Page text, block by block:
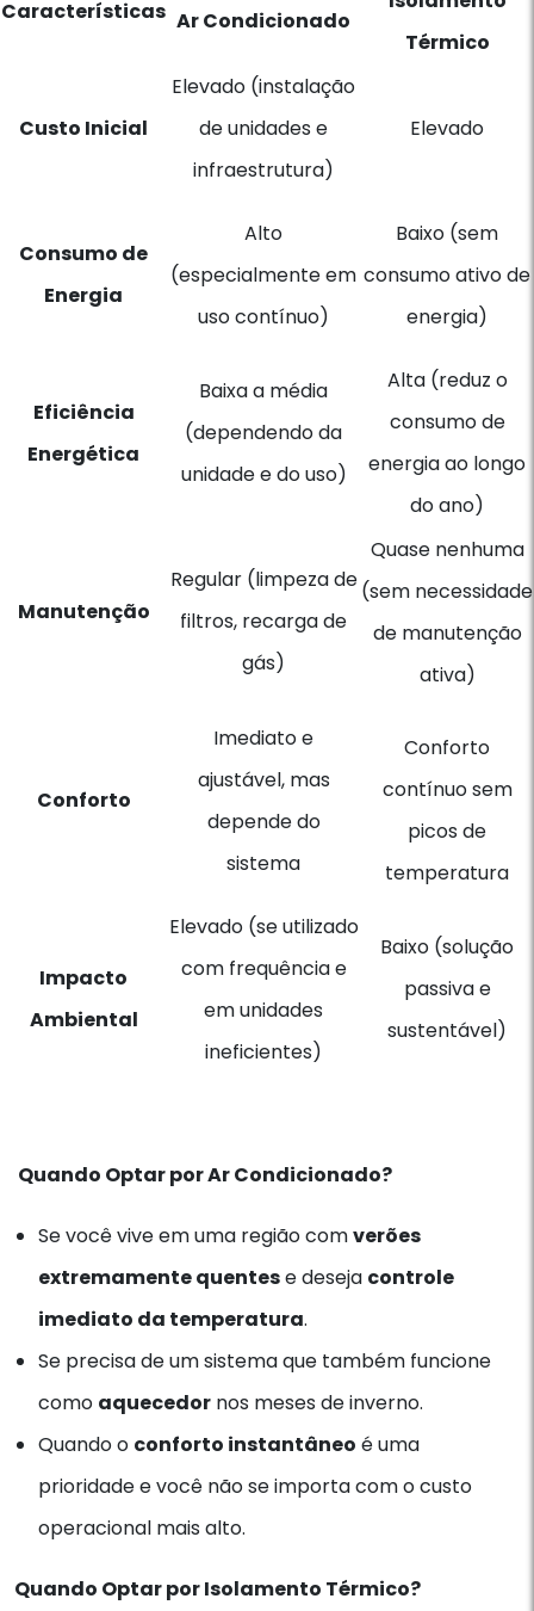
Características Ar Condicionado
Térmico
Custo Inicial
Elevado (instalação
de unidades e
infraestrutura)
Elevado
Consumo de
Energia
Alto
(especialmente em
uso contínuo)
Baixo (sem
consumo ativo de
energia)
Eficiência
Energética
Baixa a média
(dependendo da
unidade e do uso)
Alta (reduz o
consumo de
energia ao longo
do ano)
Manutenção
Regular (limpeza de
filtros, recarga de
gás)
Quase nenhuma
(sem necessidade
de manutenção
ativa)
Conforto
Imediato e
ajustável, mas
depende do
sistema
Conforto
contínuo sem
picos de
temperatura
Impacto
Ambiental
Elevado (se utilizado
com frequência e
em unidades
ineficientes)
Baixo (solução
passiva e
sustentável)
Quando Optar por Ar Condicionado?
Se você vive em uma região comverões
extremamente quentese deseja controle
imediato da temperatura.
Se precisa de um sistema que também funcione
como aquecedor nos meses de inverno.
Quando o conforto instantâneo é uma
prioridade e você não se importa com o custo
operacional mais alto.
Quando Optar por Isolamento Térmico?